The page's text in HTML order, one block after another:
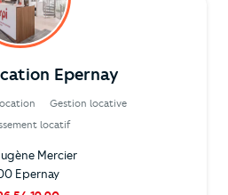
Epernay
Gestion locative
locatif
Mercier
Epernay